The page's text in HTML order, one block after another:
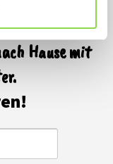
Hause mit